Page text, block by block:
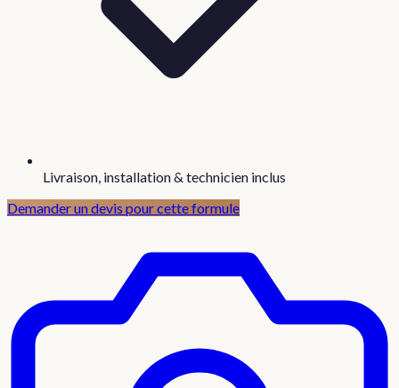
Livraison, installation & technicien inclus
Demander un devis pour cette formule